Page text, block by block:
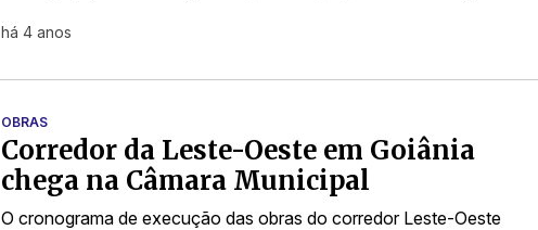
há 4 anos
OBRAS
Corredor da Leste-Oeste em Goiânia
chega na Câmara Municipal
O cronograma de execução das obras do corredor Leste-Oeste